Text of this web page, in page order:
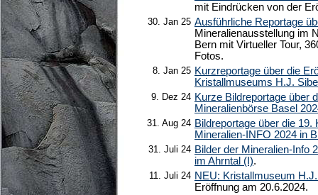
mit Eindrücken von der
30. Jan 25 Ausführliche Reportage
Mineralienausstellung im
Bern mit Virtueller Tour,
Fotos.
8. Jan 25 Kurzreportage über die
Kristallmuseums H.J.
9. Dez 24 Kurze Bildreportage über
Mineralienbörse Basel
31. Aug 24 Bildreportage über die 19.
Mineralien-INFO 2024 in
31. Juli 24 Bilder der Mineralien-Info
im Ahrntal (I).
11. Juli 24 NEU: Kristallmuseum
Eröffnung am 20.6.2024.